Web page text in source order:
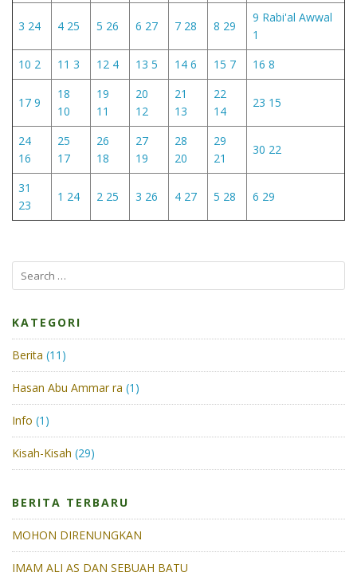
3 24 4 25 5 26 6 27 7 28 8 29
9 Rabi'al Awwal
1
10 2 11 3 12 4 13 5 14 6 15 7 16 8
17 9
18
10
19
11
20
12
21
13
22
14
23 15
24
16
25
17
26
18
27
19
28
20
29
21
30 22
31
23
1 24 2 25 3 26 4 27 5 28 6 29
Search
for:
KATEGORI
Berita (11)
Hasan Abu Ammar ra (1)
Info (1)
Kisah-Kisah (29)
BERITA TERBARU
MOHON DIRENUNGKAN
IMAM ALI AS DAN SEBUAH BATU